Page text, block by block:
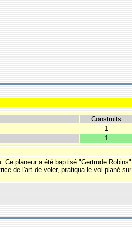
Construits
1
1
Ce planeur a été baptisé "Gertrude Robins"
de l'art de voler, pratiqua le vol plané sur